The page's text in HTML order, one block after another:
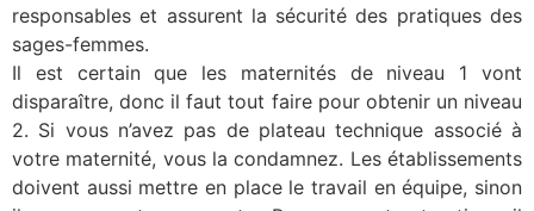
responsables et assurent la sécurité des pratiques des
sages-femmes.
Il est certain que les maternités de niveau 1 vont
disparaître, donc il faut tout faire pour obtenir un niveau
2. Si vous n’avez pas de plateau technique associé à
votre maternité, vous la condamnez. Les établissements
doivent aussi mettre en place le travail en équipe, sinon